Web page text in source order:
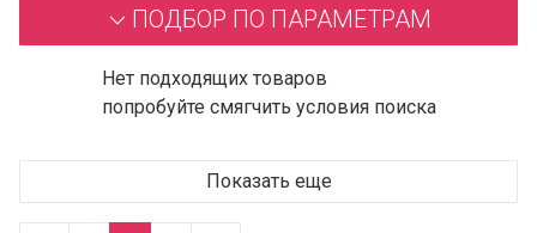
ПОДБОР ПО ПАРАМЕТРАМ
Нет подходящих товаров
попробуйте смягчить условия поиска
Показать еще